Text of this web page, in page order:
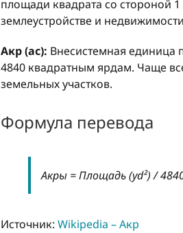
площади квадрата со стороной 1
землеустройстве и
Акр (ac): Внесистемная единица
4840 квадратным ярдам. Чаще
земельных участков.
Формула перевода
Акры = Площадь (yd²) /
Источник: Wikipedia – Акр